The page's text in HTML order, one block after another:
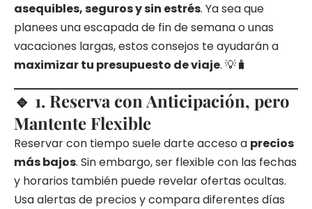
asequibles, seguros y sin estrés. Ya sea que
planees una escapada de fin de semana o unas
vacaciones largas, estos consejos te ayudarán a
maximizar tu presupuesto de viaje. 💡🧳
🔹 1. Reserva con Anticipación, pero
Mantente Flexible
Reservar con tiempo suele darte acceso a precios
más bajos. Sin embargo, ser flexible con las fechas
y horarios también puede revelar ofertas ocultas.
Usa alertas de precios y compara diferentes días